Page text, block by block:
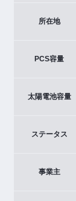
所在地
PCS容量
太陽電池容量
ステータス
事業主